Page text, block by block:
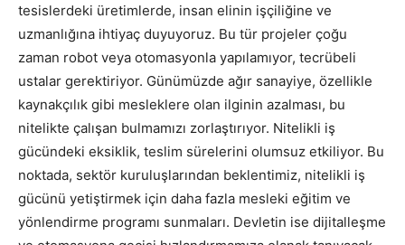
tesislerdeki üretimlerde, insan elinin işçiliğine ve
uzmanlığına ihtiyaç duyuyoruz. Bu tür projeler çoğu
zaman robot veya otomasyonla yapılamıyor, tecrübeli
ustalar gerektiriyor. Günümüzde ağır sanayiye, özellikle
kaynakçılık gibi mesleklere olan ilginin azalması, bu
nitelikte çalışan bulmamızı zorlaştırıyor. Nitelikli iş
gücündeki eksiklik, teslim sürelerini olumsuz etkiliyor. Bu
noktada, sektör kuruluşlarından beklentimiz, nitelikli iş
gücünü yetiştirmek için daha fazla mesleki eğitim ve
yönlendirme programı sunmaları. Devletin ise dijitalleşme